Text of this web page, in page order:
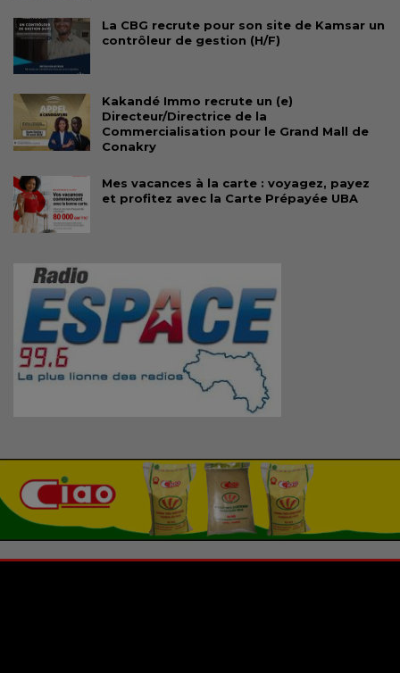
La CBG recrute pour son site de Kamsar un
contrôleur de gestion (H/F)
Kakandé Immo recrute un (e)
Directeur/Directrice de la
Commercialisation pour le Grand Mall de
Conakry
Mes vacances à la carte : voyagez, payez
et profitez avec la Carte Prépayée UBA